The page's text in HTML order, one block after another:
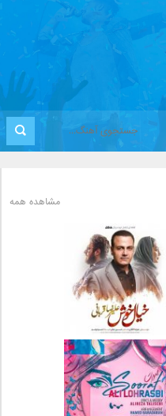
مشاهده همه
دانلود آهنگ جدید علیرضا
قربانی بنام خیال خوش